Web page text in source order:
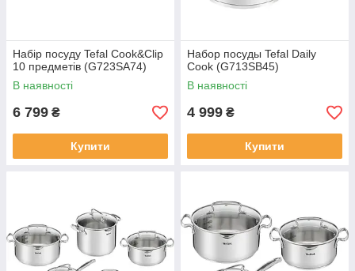
Набір посуду Tefal Cook&Clip
10 предметів (G723SA74)
В наявності
6 799 ₴
Купити
Набор посуды Tefal Daily
Cook (G713SB45)
В наявності
4 999 ₴
Купити